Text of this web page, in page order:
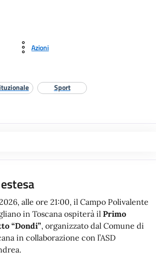
Azioni
Sport
alle ore 21:00, il Campo Polivalente
in Toscana ospiterà il Primo
“Dondi”, organizzato dal Comune di
in collaborazione con l’ASD